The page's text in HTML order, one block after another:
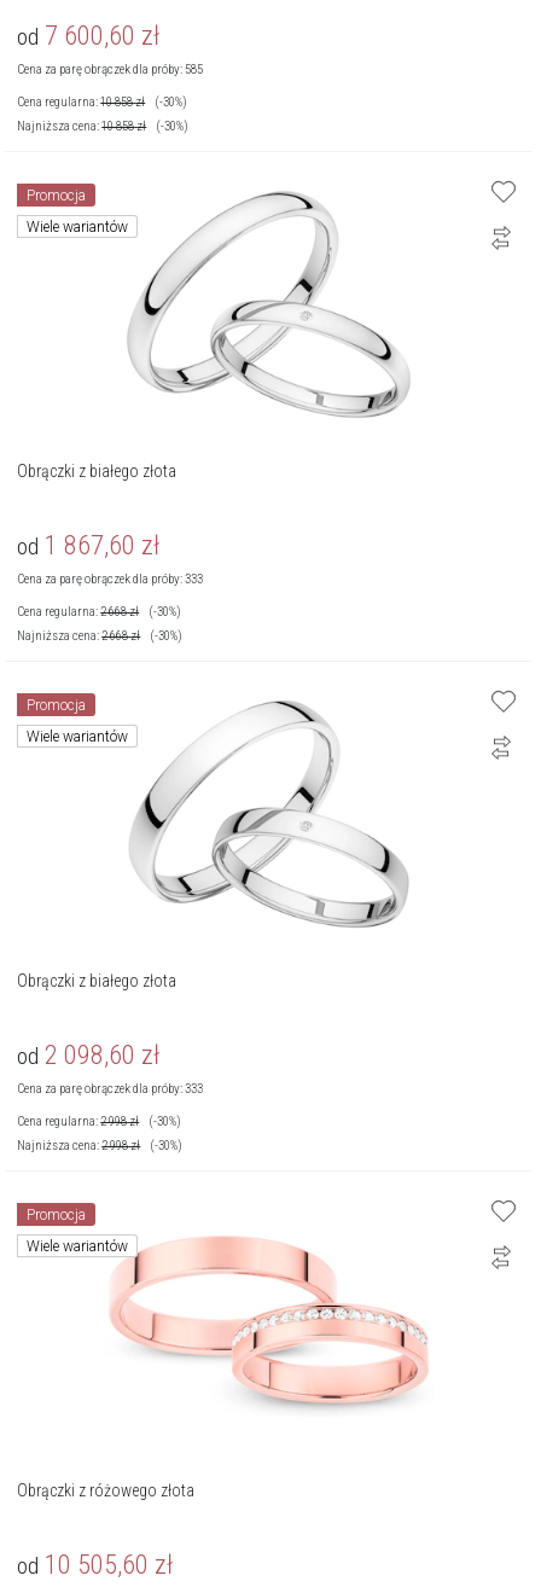
od 7 600,60 zł
Cena za parę obrączek dla próby: 585
Cena regularna:10 858zł
(-30%)
Najniższa cena:10 858zł (-30%)
Promocja
Wiele wariantów
Obrączki z białego złota
od 1 867,60 zł
Cena za parę obrączek dla próby: 333
Cena regularna:2 668zł
(-30%)
Najniższa cena:2 668zł (-30%)
Promocja
Wiele wariantów
Obrączki z białego złota
od 2 098,60 zł
Cena za parę obrączek dla próby: 333
Cena regularna:2 998zł
(-30%)
Najniższa cena:2 998zł (-30%)
Promocja
Wiele wariantów
Obrączki z różowego złota
od 10 505,60 zł